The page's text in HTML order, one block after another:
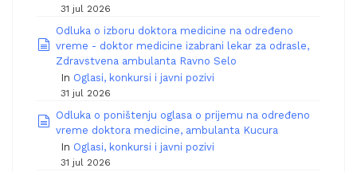
31 jul 2026
document
Odluka o izboru doktora medicine na određeno
vreme - doktor medicine izabrani lekar za odrasle,
Zdravstvena ambulanta Ravno Selo
In Oglasi, konkursi i javni pozivi
31 jul 2026
document
Odluka o poništenju oglasa o prijemu na određeno
vreme doktora medicine, ambulanta Kucura
In Oglasi, konkursi i javni pozivi
31 jul 2026